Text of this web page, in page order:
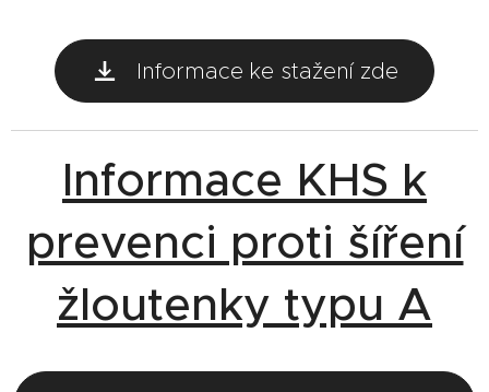
Informace ke stažení zde
Informace KHS k
prevenci proti šíření
žloutenky typu A